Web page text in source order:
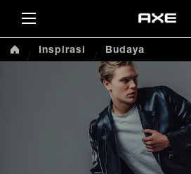
Inspirasi Budaya